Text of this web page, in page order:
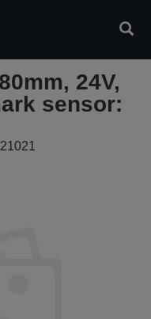
24V,
sensor: